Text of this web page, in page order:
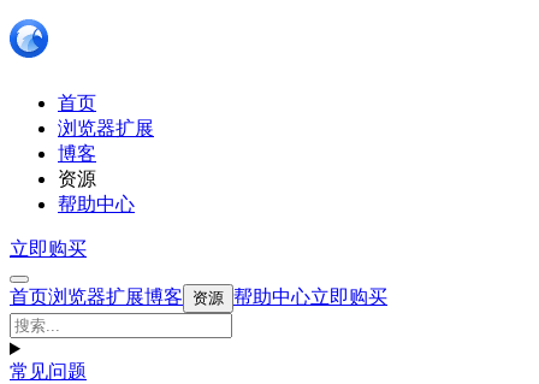
首页
浏览器扩展
博客
资源
帮助中心
立即购买
首页浏览器扩展博客 资源 帮助中心立即购买
常见问题